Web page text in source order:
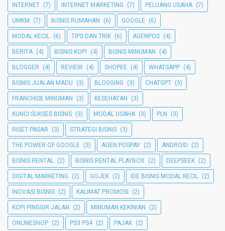
INTERNET (7) INTERNET MARKETING (7) PELUANG USAHA (7)
UMKM (7) BISNIS RUMAHAN (6) GOOGLE (6)
MODAL KECIL (6) TIPS DAN TRIK (6) AGENPOS (4)
BERITA (4) BISNIS KOPI (4) BISNIS MINUMAN (4)
BLOGGER (4) REVIEW (4) SHOPEE (4) WHATSAPP (4)
BISNIS JUALAN MADU (3) BLOGGING (3) CHATGPT (3)
FRANCHISE MINUMAN (3) KESEHATAN (3)
KUNCI SUKSES BISNIS (3) MODAL USAHA (3) PLN (3)
RISET PASAR (3) STRATEGI BISNIS (3)
THE POWER OF GOOGLE (3) AGEN POSPAY (2) ANDROID (2)
BISNIS RENTAL (2) BISNIS RENTAL PLAYBOX (2) DEEPSEEK (2)
DIGITAL MARKETING (2) GOJEK (2) IDE BISNIS MODAL KECIL (2)
INOVASI BISNIS (2) KALIMAT PROMOSI (2)
KOPI PINGGIR JALAN (2) MINUMAN KEKINIAN (2)
ONLINESHOP (2) PS3 PS4 (2) PAJAK (2)